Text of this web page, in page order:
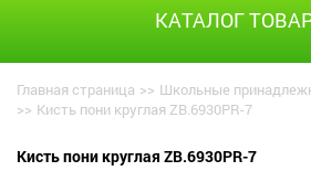
КАТАЛОГ
Главная страница >> Школьные
>> Кисть пони круглая ZB.6930PR-7
Кисть пони круглая ZB.6930PR-7